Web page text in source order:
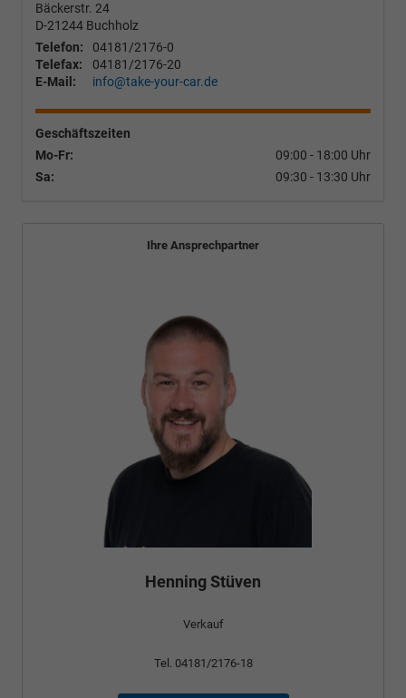
Bäckerstr. 24
D-21244 Buchholz
Telefon:
04181/2176-0
Telefax:
04181/2176-20
E-Mail:
info@take-your-car.de
Geschäftszeiten
Mo-Fr:
09:00 - 18:00 Uhr
Sa:
09:30 - 13:30 Uhr
Ihre Ansprechpartner
Henning Stüven
Verkauf
Tel. 04181/2176-18